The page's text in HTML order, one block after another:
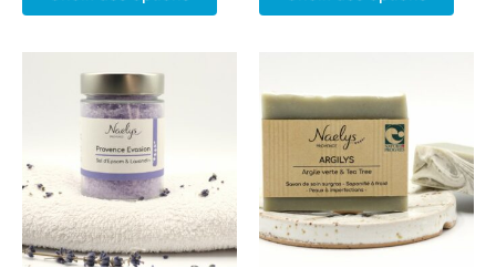
11,00€
être
choisies
sur
7,50€
être